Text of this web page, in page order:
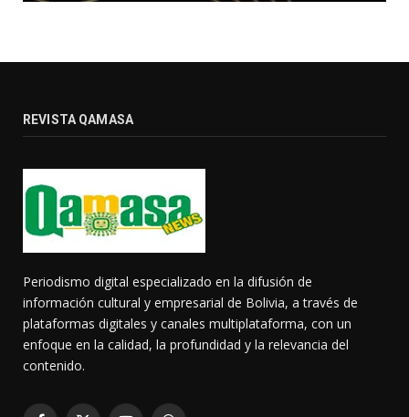
REVISTA QAMASA
Periodismo digital especializado en la difusión de
información cultural y empresarial de Bolivia, a través de
plataformas digitales y canales multiplataforma, con un
enfoque en la calidad, la profundidad y la relevancia del
contenido.